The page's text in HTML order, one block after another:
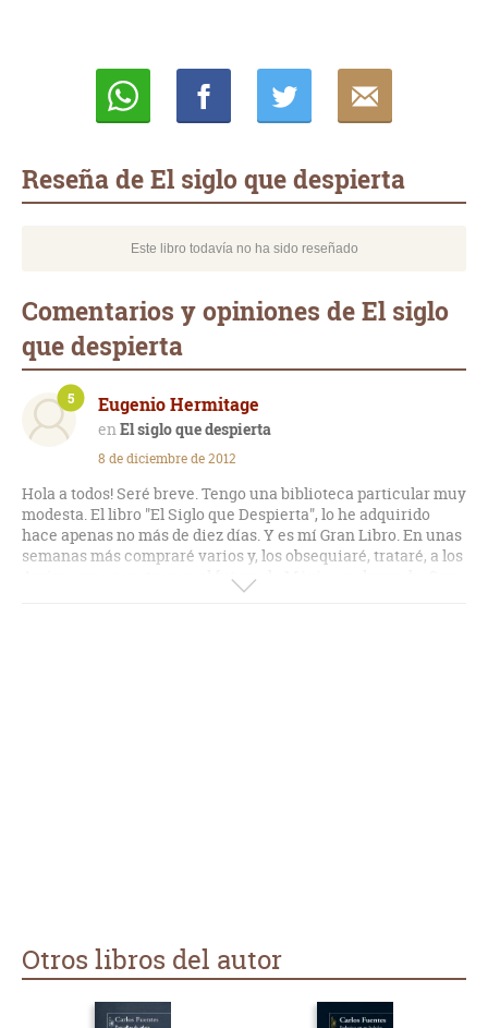
Reseña de El siglo que despierta
Este libro todavía no ha sido reseñado
Comentarios y opiniones de El siglo
que despierta
Eugenio Hermitage
El siglo que despierta
5
8 de diciembre de 2012
Hola a todos! Seré breve. Tengo una biblioteca particular muy
modesta. El libro "El Siglo que Despierta", lo he adquirido
hace apenas no más de diez días. Y es mí Gran Libro. En unas
semanas más compraré varios y, los obsequiaré, trataré, a los
Amigos que construyen el futuro de México y el mundo. Con
afecto imperecedero, Siempre!
Otros libros del autor